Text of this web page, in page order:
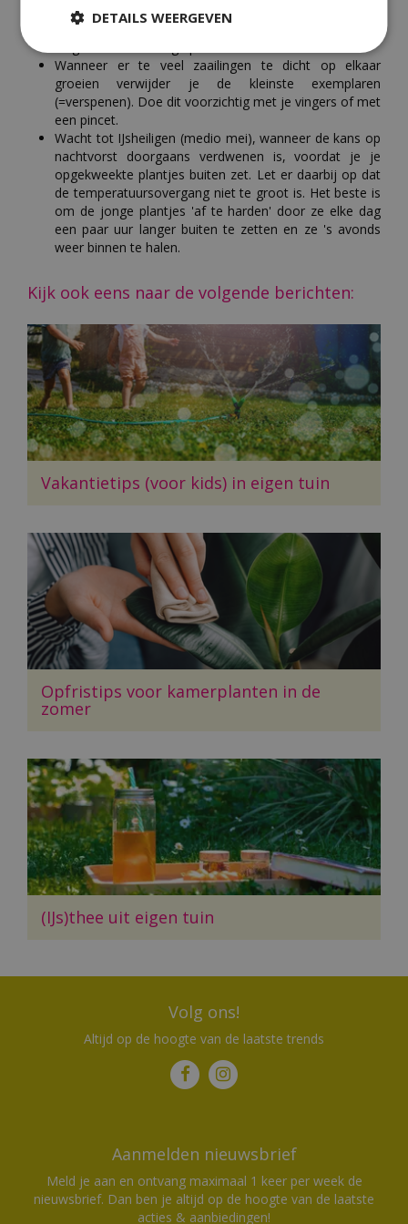
luchten.
Zaai met een tussenpoos van twee weken, voor een
Wanneer er te veel zaailingen te dicht op elkaar
groeien verwijder je de kleinste exemplaren
(=verspenen). Doe dit voorzichtig met je vingers of met
een pincet.
Wacht tot IJsheiligen (medio mei), wanneer de kans op
nachtvorst doorgaans verdwenen is, voordat je je
opgekweekte plantjes buiten zet. Let er daarbij op dat
de temperatuursovergang niet te groot is. Het beste is
om de jonge plantjes 'af te harden' door ze elke dag
een paar uur langer buiten te zetten en ze 's avonds
weer binnen te halen.
Kijk ook eens naar de volgende berichten:
Vakantietips (voor kids) in eigen tuin
Opfristips voor kamerplanten in de
zomer
(IJs)thee uit eigen tuin
Volg ons!
Altijd op de hoogte van de laatste trends
Aanmelden nieuwsbrief
Meld je aan en ontvang maximaal 1 keer per week de
nieuwsbrief. Dan ben je altijd op de hoogte van de laatste
acties & aanbiedingen!
DETAILS WEERGEVEN